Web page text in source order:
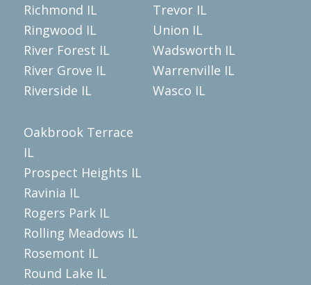
Richmond IL
Ringwood IL
River Forest IL
River Grove IL
Riverside IL
Trevor IL
Union IL
Wadsworth IL
Warrenville IL
Wasco IL
Oakbrook Terrace
IL
Prospect Heights IL
Ravinia IL
Rogers Park IL
Rolling Meadows IL
Rosemont IL
Round Lake IL